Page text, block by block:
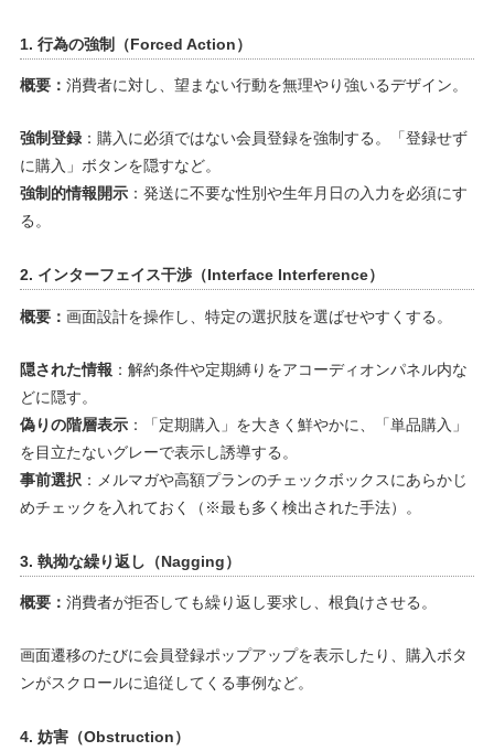
1. 行為の強制（Forced Action）
概要： 消費者に対し、望まない行動を無理やり強いるデザイン。
強制登録：購入に必須ではない会員登録を強制する。「登録せず
に購入」ボタンを隠すなど。
強制的情報開示：発送に不要な性別や生年月日の入力を必須にす
る。
2. インターフェイス干渉（Interface Interference）
概要： 画面設計を操作し、特定の選択肢を選ばせやすくする。
隠された情報 ：解約条件や定期縛りをアコーディオンパネル内な
どに隠す。
偽りの階層表示：「定期購入」を大きく鮮やかに、「単品購入」
を目立たないグレーで表示し誘導する。
事前選択 ：メルマガや高額プランのチェックボックスにあらかじ
めチェックを入れておく（※最も多く検出された手法）。
3. 執拗な繰り返し（Nagging）
概要： 消費者が拒否しても繰り返し要求し、根負けさせる。
画面遷移のたびに会員登録ポップアップを表示したり、購入ボタ
ンがスクロールに追従してくる事例など。
4. 妨害（Obstruction）